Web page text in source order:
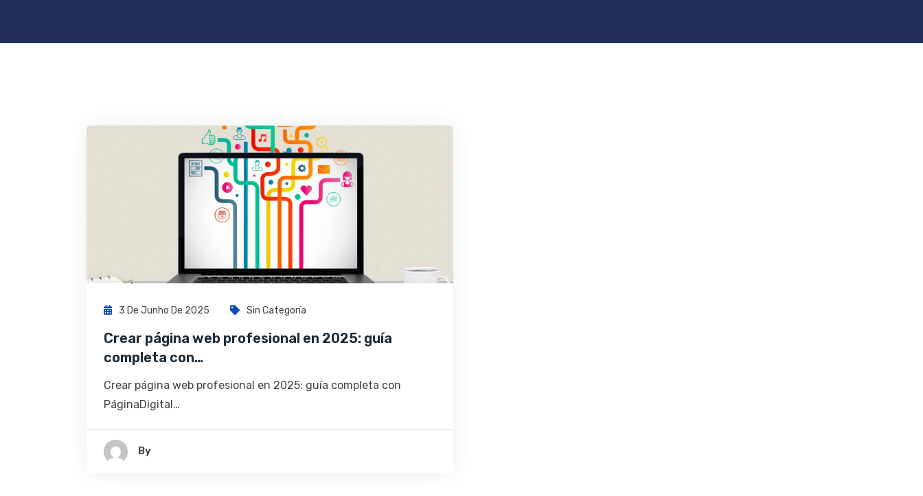
3 De Junho De 2025 Sin Categoría
Crear página web profesional en 2025: guía
completa con…
Crear página web profesional en 2025: guía completa con
PáginaDigital…
By